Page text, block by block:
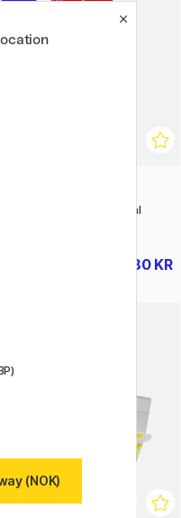
Gelpenn Original
180 KR
(NOK)